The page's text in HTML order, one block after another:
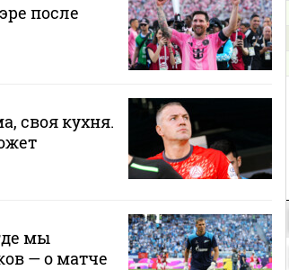
после
своя кухня.
мы
— о матче